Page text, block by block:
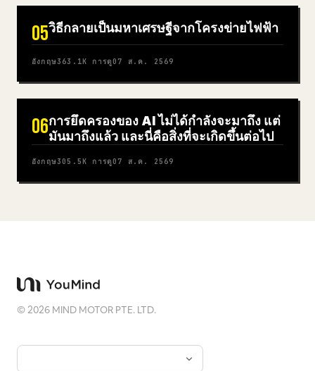
05วิธีกลายเป็นมหาเศรษฐีจากโครงข่ายไฟฟ้า
อังกฤษ363.1K การดู07 ส.ค. 2569
06การยึดครองของ AI ไม่ได้กำลังจะมาถึง แต่
มันมาถึงแล้ว และนี่คือสิ่งที่จะเกิดขึ้นต่อไป
อังกฤษ305.5K การดู07 ส.ค. 2569
©2026 MIND MOTOR PTE. LTD.